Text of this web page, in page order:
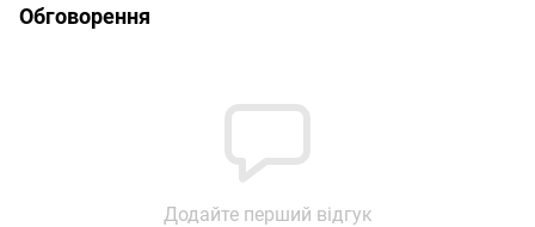
Обговорення
Додайте перший відгук